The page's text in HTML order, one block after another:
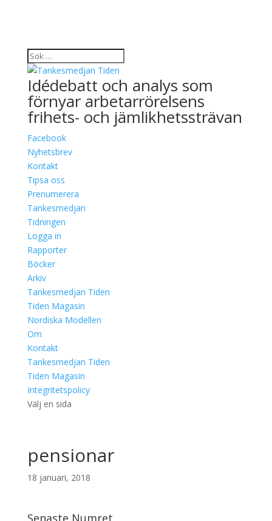
Idédebatt och analys som
förnyar arbetarrörelsens
frihets- och jämlikhetssträvan
Facebook
Nyhetsbrev
Kontakt
Tipsa oss
Prenumerera
Tankesmedjan
Tidningen
Logga in
Rapporter
Böcker
Arkiv
Tankesmedjan Tiden
Tiden Magasin
Nordiska Modellen
Om
Kontakt
Tankesmedjan Tiden
Tiden Magasin
Integritetspolicy
Välj en sida
pensionar
18 januari, 2018
Senaste Numret